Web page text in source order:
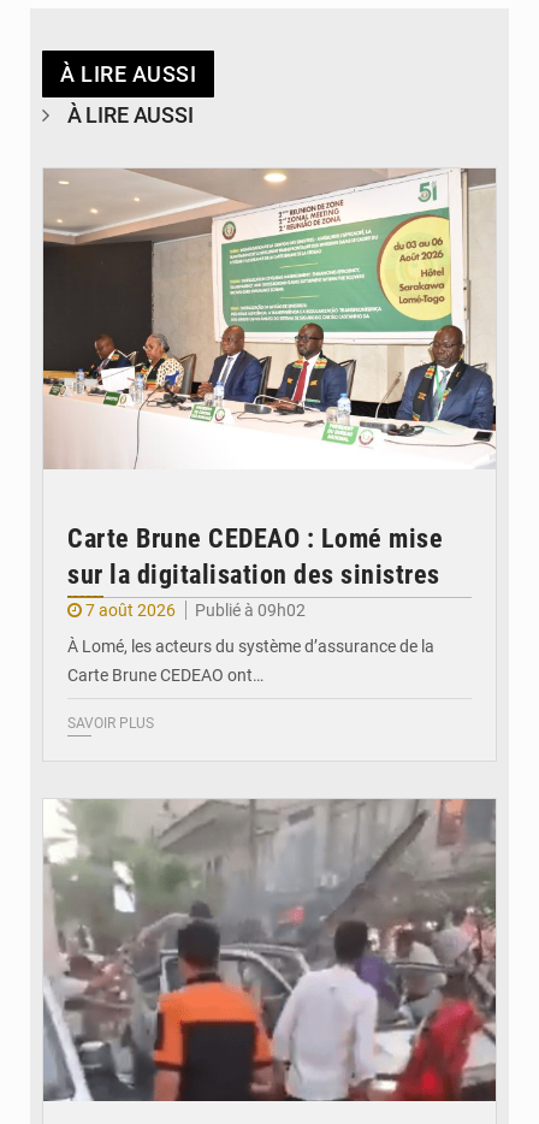
À LIRE AUSSI
À LIRE AUSSI
Carte Brune CEDEAO : Lomé mise
sur la digitalisation des sinistres
7 août 2026
Publié à 09h02
À Lomé, les acteurs du système d’assurance de la
Carte Brune CEDEAO ont…
SAVOIR PLUS